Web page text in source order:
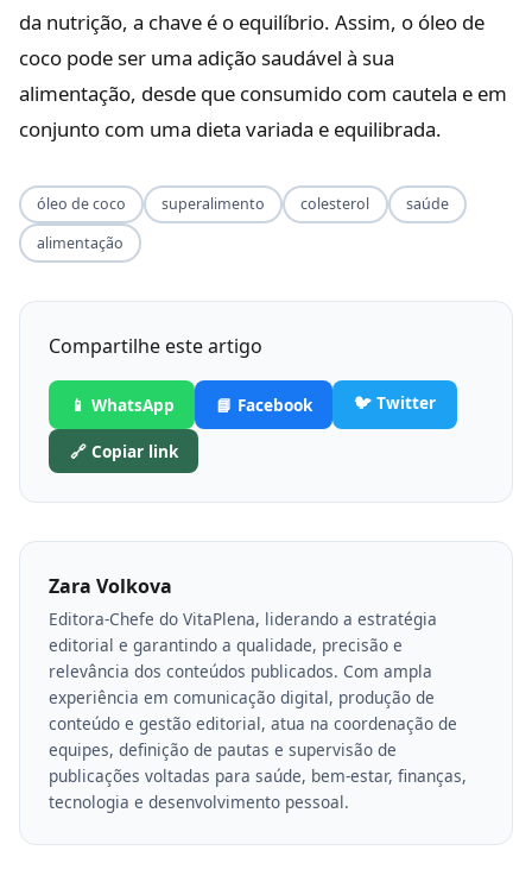
da nutrição, a chave é o equilíbrio. Assim, o óleo de
coco pode ser uma adição saudável à sua
alimentação, desde que consumido com cautela e em
conjunto com uma dieta variada e equilibrada.
óleo de coco superalimento colesterol
saúde
alimentação
Compartilhe este artigo
📱 WhatsApp 📘 Facebook 🐦 Twitter
🔗 Copiar link
Zara Volkova
Editora-Chefe do VitaPlena, liderando a estratégia
editorial e garantindo a qualidade, precisão e
relevância dos conteúdos publicados. Com ampla
experiência em comunicação digital, produção de
conteúdo e gestão editorial, atua na coordenação de
equipes, definição de pautas e supervisão de
publicações voltadas para saúde, bem-estar, finanças,
tecnologia e desenvolvimento pessoal.